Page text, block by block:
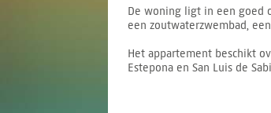
De woning ligt in een goed
een zoutwaterzwembad,
Het appartement beschikt
Estepona en San Luis de